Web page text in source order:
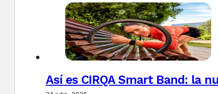
Así es CIRQA Smart Band: la